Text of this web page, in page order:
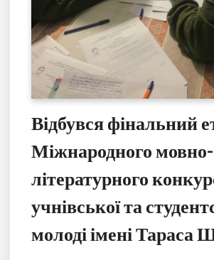
Відбувся фінальний
Міжнародного мовно-
літературного
учнівської та
молоді імені Тараса